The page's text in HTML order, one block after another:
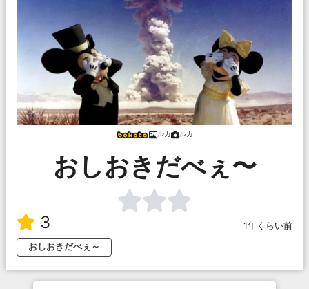
ルカ ルカ
おしおきだべぇ〜
3
1年くらい前
おしおきだべぇ～